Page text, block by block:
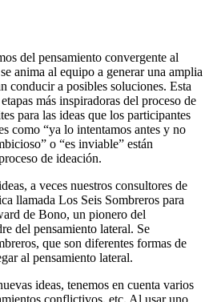
del pensamiento convergente al
anima al equipo a generar una amplia
conducir a posibles soluciones. Esta
más inspiradoras del proceso de
para las ideas que los participantes
como “ya lo intentamos antes y no
o “es inviable” están
de ideación.
a veces nuestros consultores de
llamada Los Seis Sombreros para
de Bono, un pionero del
del pensamiento lateral. Se
que son diferentes formas de
al pensamiento lateral.
ideas, tenemos en cuenta varios
conflictivos, etc. Al usar uno